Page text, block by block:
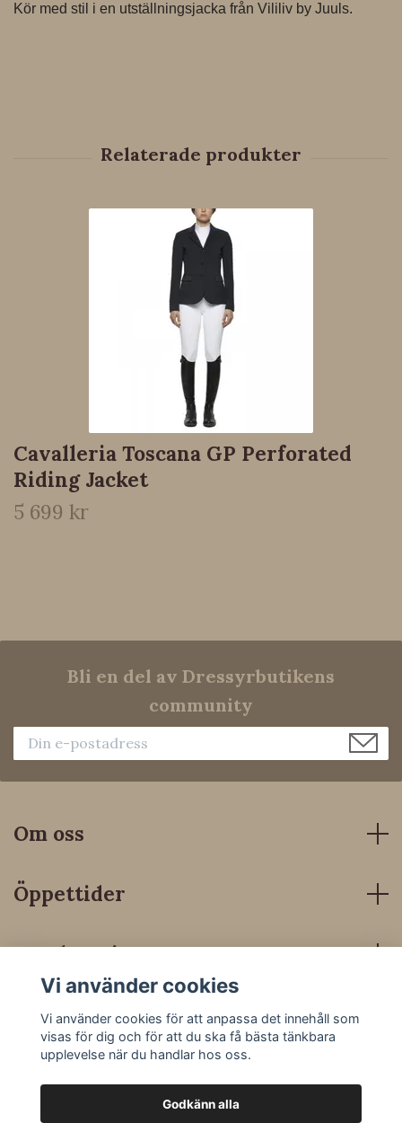
Kör med stil i en utställningsjacka från Vililiv by Juuls.
Cavalleria Toscana GP Perforated
Riding Jacket
5 699 kr
Bli en del av Dressyrbutikens
community
Om oss
Öppettider
Kundservice
Sociala medier
Vi använder cookies
Vi använder cookies för att anpassa det innehåll som
visas för dig och för att du ska få bästa tänkbara
upplevelse när du handlar hos oss.
Godkänn alla